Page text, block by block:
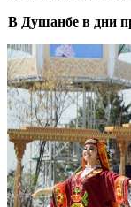
В Душанбе в дни